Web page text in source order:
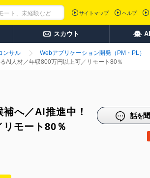
サイトマップ ヘルプ
スカウト
ンサル Webアプリケーション開発（PM・PL）
AI人材／年収800万円以上可／リモート80％
へ／AI推進中！
モート80％
話を